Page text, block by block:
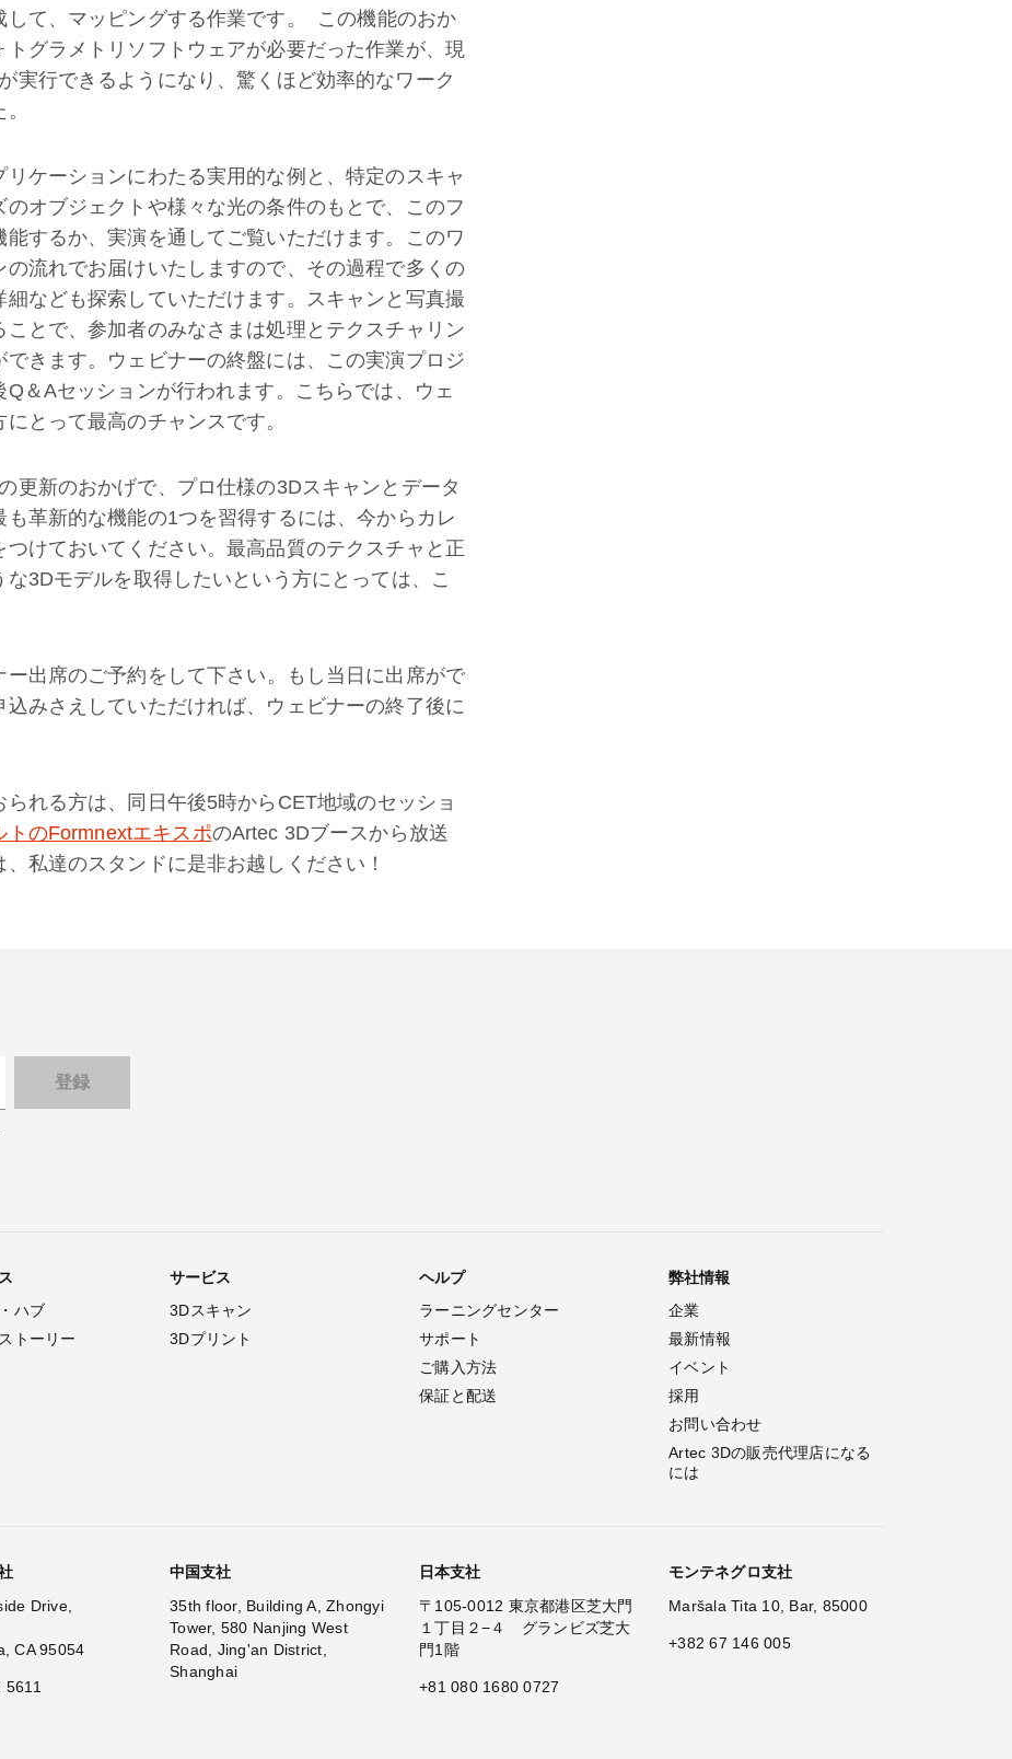
て、マッピングする作業です。 この機能のおか
グラメトリソフトウェアが必要だった作業が、現
実行できるようになり、驚くほど効率的なワーク
ケーションにわたる実用的な例と、特定のスキャ
オブジェクトや様々な光の条件のもとで、このフ
するか、実演を通してご覧いただけます。このワ
流れでお届けいたしますので、その過程で多くの
なども探索していただけます。スキャンと写真撮
とで、参加者のみなさまは処理とテクスチャリン
きます。ウェビナーの終盤には、この実演プロジ
＆Aセッションが行われます。こちらでは、ウェ
とって最高のチャンスです。
更新のおかげで、プロ仕様の3Dスキャンとデータ
革新的な機能の1つを習得するには、今からカレ
けておいてください。最高品質のテクスチャと正
3Dモデルを取得したいという方にとっては、こ
ー出席のご予約をして下さい。もし当日に出席がで
みさえしていただければ、ウェビナーの終了後に
れる方は、同日午後5時からCET地域のセッショ
トのFormnextエキスポのArtec 3Dブースから放送
私達のスタンドに是非お越しください！
ハブ
トーリー
サービス
3Dスキャン
3Dプリント
ヘルプ
ラーニングセンター
サポート
ご購入方法
保証と配送
弊社情報
企業
最新情報
イベント
採用
お問い合わせ
Artec 3Dの販売代理店になる
には
Drive,
CA 95054
5611
中国支社
35th floor, Building A, Zhongyi
Tower, 580 Nanjing West
Road, Jing'an District,
Shanghai
日本支社
〒105-0012 東京都港区芝大門
１丁目２−４ グランビズ芝大
門1階
+81 080 1680 0727
モンテネグロ支社
Maršala Tita 10, Bar, 85000
+382 67 146 005